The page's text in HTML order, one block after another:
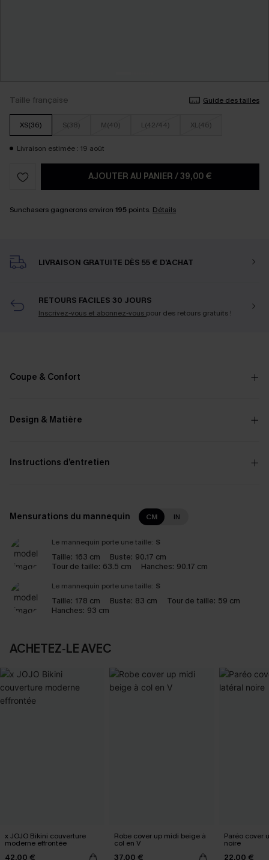
Taille française Guide des tailles
XS(36) S(38) M(40) L(42/44) XL(46)
Livraison estimée : 19 août
AJOUTER AU PANIER /39,00 €
Sunchasers gagnerons environ 195 points. Détails
LIVRAISON GRATUITE DÈS 55 € D'ACHAT
RETOURS FACILES 30 JOURS
Inscrivez-vous et abonnez-vous pour des retours gratuits !
Coupe & Confort
Design & Matière
Instructions d’entretien
Mensurations du mannequin CM IN
Le mannequin porte une taille: S
Taille: 163 cm Buste: 90.17 cm
Tour de taille: 63.5 cm Hanches: 90.17 cm
Le mannequin porte une taille: S
Taille: 178 cm Buste: 83 cm Tour de taille: 59 cm
Hanches: 93 cm
ACHETEZ‑LE AVEC
x JOJO Bikini couverture
moderne effrontée
42,00 €
Robe cover up midi beige à
col en V
37,00 €
Paréo cover
noire
22,00 €